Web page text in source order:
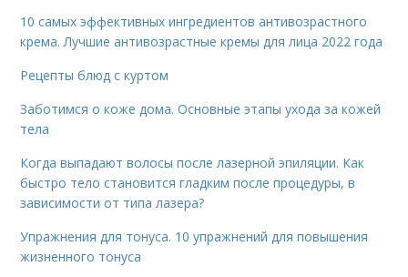
10 самых эффективных ингредиентов антивозрастного
крема. Лучшие антивозрастные кремы для лица 2022 года
Рецепты блюд с куртом
Заботимся о коже дома. Основные этапы ухода за кожей
тела
Когда выпадают волосы после лазерной эпиляции. Как
быстро тело становится гладким после процедуры, в
зависимости от типа лазера?
Упражнения для тонуса. 10 упражнений для повышения
жизненного тонуса